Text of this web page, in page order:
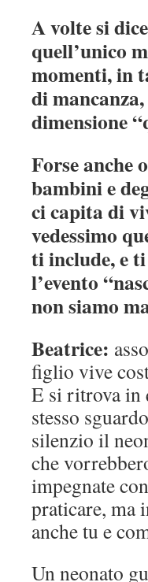
A volte si
quell’unico
momenti, in
di
dimensione
Forse anche
bambini e
ci capita di
vedessimo
ti include, e
l’evento
non siamo
Beatrice:
figlio vive
E si ritrova in
stesso
silenzio il
che
impegnate
praticare, ma
anche tu e
Un neonato